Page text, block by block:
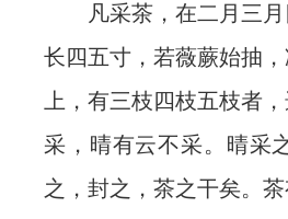
凡采茶，在二月三月
长四五寸，若薇蕨始抽
上，有三枝四枝五枝者
采，晴有云不采。晴采
之，封之，茶之干矣。